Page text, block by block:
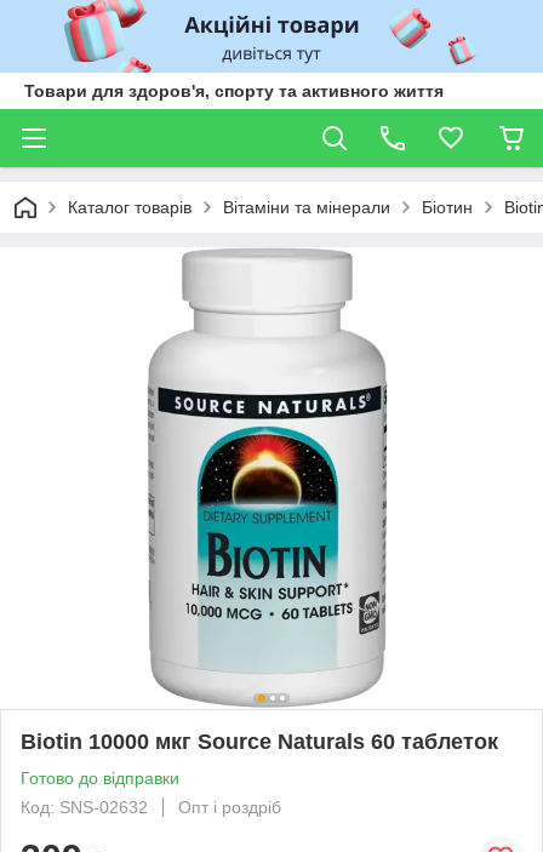
Товари для здоров'я, спорту та активного життя
Каталог товарів Вітаміни та мінерали Біотин
Biotin 10000 мкг Source Naturals 60 таблеток
Готово до відправки
Код: SNS-02632
Опт і роздріб